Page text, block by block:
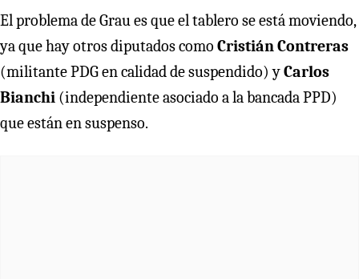
El problema de Grau es que el tablero se está moviendo,
ya que hay otros diputados como Cristián Contreras
(militante PDG en calidad de suspendido) yCarlos
Bianchi (independiente asociado a la bancada PPD)
que están en suspenso.